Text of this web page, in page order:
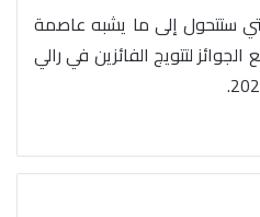
ستتحول إلى ما يشبه عاصمة
لتتويج الفائزين في رالي